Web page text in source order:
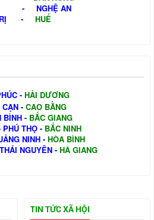
-
NGHỆ AN
-
HUẾ
- HẢI DƯƠNG
CẠN - CAO BẰNG
BÌNH - BẮC GIANG
PHÚ THỌ - BẮC NINH
NINH - HÒA BÌNH
THÁI NGUYÊN - HÀ GIANG
TIN TỨC XÃ HỘI